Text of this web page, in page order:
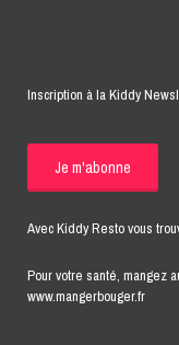
Inscription à la Kiddy
Avec Kiddy Resto vous
Pour votre santé, mangez
www.mangerbouger.fr